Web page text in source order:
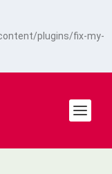
plugins/fix-my-